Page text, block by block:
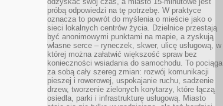
próbą odpowiedzi na tę potrzebę. W praktyce
oznacza to powrót do myślenia o mieście jako o
sieci lokalnych centrów życia. Dzielnice przestają
być anonimowymi punktami na mapie, a zyskują
własne serce – ryneczek, skwer, ulicę usługową, w
której można załatwić większość spraw bez
konieczności wsiadania do samochodu. To pociąga
za sobą cały szereg zmian: rozwój komunikacji
pieszej i rowerowej, uspokajanie ruchu, sadzenie
drzew, tworzenie zielonych korytarzy, które łączą
osiedla, parki i infrastrukturę usługową. Miasto